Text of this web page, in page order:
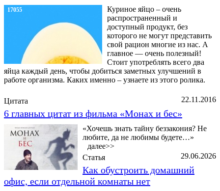
17055
Куриное яйцо – очень
распространенный и
доступный продукт, без
которого не могут представить
свой рацион многие из нас. А
главное — очень полезный!
Стоит употреблять всего два
яйца каждый день, чтобы добиться заметных улучшений в
работе организма. Каких именно – узнаете из этого ролика.
22.11.2016
Цитата
6 главных цитат из фильма «Монах и бес»
«Хочешь знать тайну беззакония? Не
любите, да не любимы будете…»
далее>>
29.06.2026
Статья
Как обустроить домашний
офис, если отдельной комнаты нет